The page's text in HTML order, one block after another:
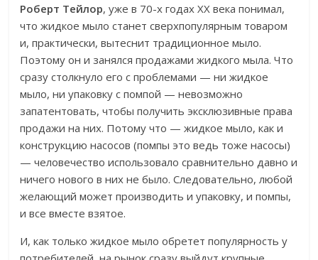
Роберт Тейлор, уже в 70-х годах XX века понимал,
что жидкое мыло станет сверхпопулярным товаром
и, практически, вытеснит традиционное мыло.
Поэтому он и занялся продажами жидкого мыла. Что
сразу столкнуло его с проблемами — ни жидкое
мыло, ни упаковку с помпой — невозможно
запатентовать, чтобы получить эксклюзивные права
продажи на них. Потому что — жидкое мыло, как и
конструкцию насосов (помпы это ведь тоже насосы)
— человечество использовало сравнительно давно и
ничего нового в них не было. Следовательно, любой
желающий может производить и упаковку, и помпы,
и все вместе взятое.
И, как только жидкое мыло обретет популярность у